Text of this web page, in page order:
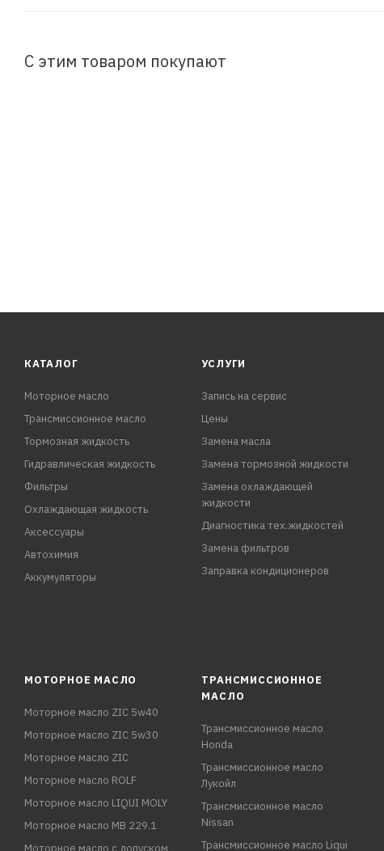
С этим товаром покупают
КАТАЛОГ
Моторное масло
Трансмиссионное масло
Тормозная жидкость
Гидравлическая жидкость
Фильтры
Охлаждающая жидкость
Аксессуары
Автохимия
Аккумуляторы
УСЛУГИ
Запись на сервис
Цены
Замена масла
Замена тормозной жидкости
Замена охлаждающей
жидкости
Диагностика тех.жидкостей
Замена фильтров
Заправка кондиционеров
МОТОРНОЕ МАСЛО
Моторное масло ZIC 5w40
Моторное масло ZIC 5w30
Моторное масло ZIC
Моторное масло ROLF
Моторное масло LIQUI MOLY
Моторное масло MB 229.1
Моторное масло с допуском
ТРАНСМИССИОННОЕ
МАСЛО
Трансмиссионное масло
Honda
Трансмиссионное масло
Лукойл
Трансмиссионное масло
Nissan
Трансмиссионное масло Liqui